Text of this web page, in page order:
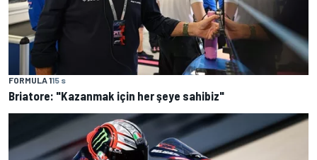
FORMULA 115 s
Briatore: "Kazanmak için her şeye sahibiz"